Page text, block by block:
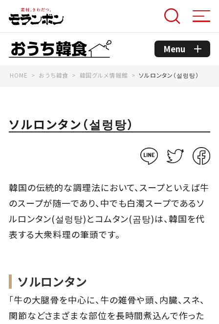
Menu
コンセプト
韓国グルメ情報館
HOME おうち韓食 韓国グルメ情報館 ソルロンタン（설렁탕）
ソルロンタン（설렁탕）
韓国の伝統的な調理法において、スープといえば牛
のスープが随一であり、中でも白濁スープであるソ
ルロンタン(설렁탕)とコムタン(곰탕)は、韓国を代
表する大衆料理の筆頭です。
ソルロンタン
「牛の大腿骨を中心に、牛の雑骨や頭、内臓、スネ、
関節などさまざまな部位を長時間煮込んで作った